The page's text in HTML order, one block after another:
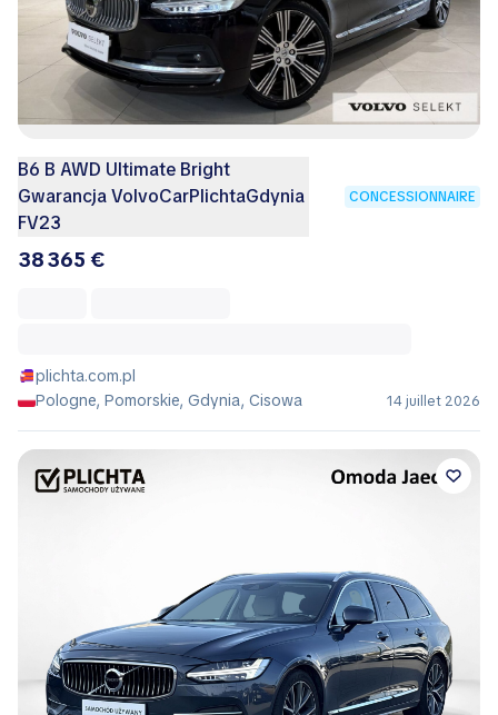
B6 B AWD Ultimate Bright
Gwarancja VolvoCarPlichtaGdynia
FV23
CONCESSIONNAIRE
38 365 €
plichta.com.pl
Pologne, Pomorskie, Gdynia, Cisowa
14 juillet 2026